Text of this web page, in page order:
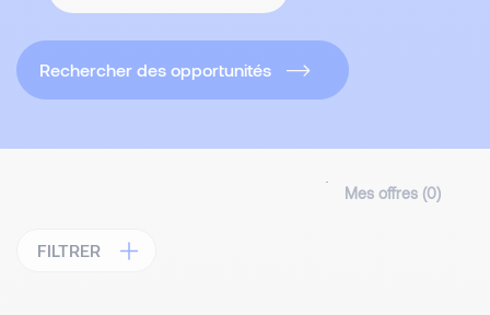
Rechercher des opportunités
Mes offres (0)
FILTRER